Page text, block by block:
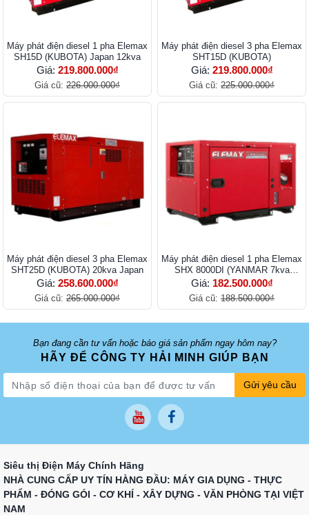
Máy phát điện diesel 1 pha Elemax
SH15D (KUBOTA) Japan 12kva
Giá: 219.800.000₫
Giá cũ: 226.000.000₫
Máy phát điện diesel 3 pha Elemax
SHT15D (KUBOTA)
Giá: 219.800.000₫
Giá cũ: 225.000.000₫
Máy phát điện diesel 3 pha Elemax
SHT25D (KUBOTA) 20kva Japan
Giá: 258.600.000₫
Giá cũ: 265.000.000₫
Máy phát điện diesel 1 pha Elemax
SHX 8000DI (YANMAR 7kva
Japan)
Giá: 182.500.000₫
Giá cũ: 188.500.000₫
Bạn đang cần tư vấn hoặc báo giá sản phẩm ngay hôm nay?
HÃY ĐỂ CÔNG TY HẢI MINH GIÚP BẠN
Gửi yêu cầu
Siêu thị Điện Máy Chính Hãng
NHÀ CUNG CẤP UY TÍN HÀNG ĐẦU: MÁY GIA DỤNG - THỰC
PHẨM - ĐÓNG GÓI - CƠ KHÍ - XÂY DỰNG - VĂN PHÒNG TẠI VIỆT
NAM